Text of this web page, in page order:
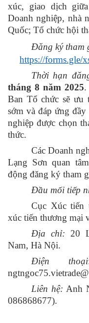
xúc, giao dịch
Doanh nghiệp, nhà
Quốc; Tổ chức hội
Đăng ký tham
https://forms.gle/
Thời hạn
tháng 8 năm 2025.
Ban Tổ chức sẽ ưu
sớm và đáp ứng
nghiệp được chọn
thức.
Các Doanh
Lạng Sơn quan
động đăng ký tham
Đầu mối tiếp
Cục Xúc tiến
xúc tiến thương mại
Địa chỉ: 20
Nam, Hà Nội.
Điện thoại
Liên hệ: Anh
086868677).